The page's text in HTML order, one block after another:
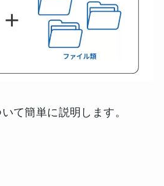
て簡単に説明します。